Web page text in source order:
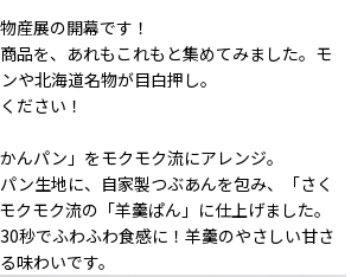
産展の開幕です！
品を、あれもこれもと集めてみました。モ
や北海道名物が目白押し。
ださい！
んパン」をモクモク流にアレンジ。
ン生地に、自家製つぶあんを包み、「さく
クモク流の「羊羹ぱん」に仕上げました。
秒でふわふわ食感に！羊羹のやさしい甘さ
味わいです。